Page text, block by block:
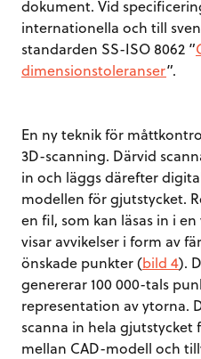
dokument. Vid
internationella och till
standarden SS-ISO 8062 ”
dimensionstoleranser”.
En ny teknik för
3D-scanning. Därvid
in och läggs därefter
modellen för gjutstycket.
en fil, som kan läsas in i
visar avvikelser i form av
önskade punkter (bild 4).
genererar 100 000-tals
representation av ytorna.
scanna in hela
mellan CAD-modell och